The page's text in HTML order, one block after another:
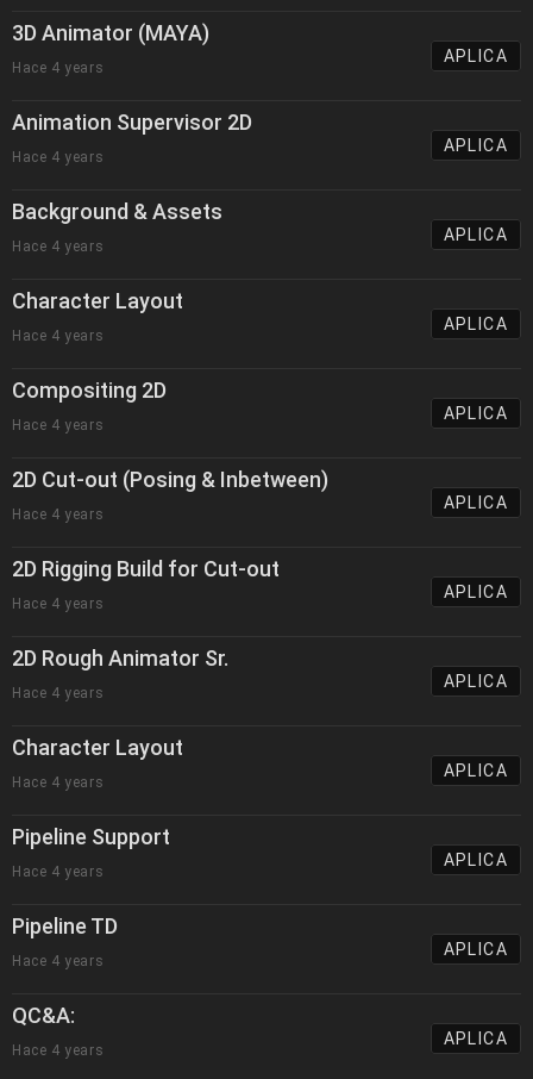
3D Animator (MAYA)
Hace 4 years
APLICA
Animation Supervisor 2D
Hace 4 years
APLICA
Background & Assets
Hace 4 years
APLICA
Character Layout
Hace 4 years
APLICA
Compositing 2D
Hace 4 years
APLICA
2D Cut-out (Posing & Inbetween)
Hace 4 years
APLICA
2D Rigging Build for Cut-out
Hace 4 years
APLICA
2D Rough Animator Sr.
Hace 4 years
APLICA
Character Layout
Hace 4 years
APLICA
Pipeline Support
Hace 4 years
APLICA
Pipeline TD
Hace 4 years
APLICA
QC&A:
Hace 4 years
APLICA